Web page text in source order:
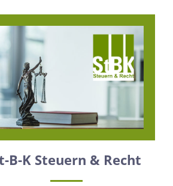
B-K Steuern & Recht